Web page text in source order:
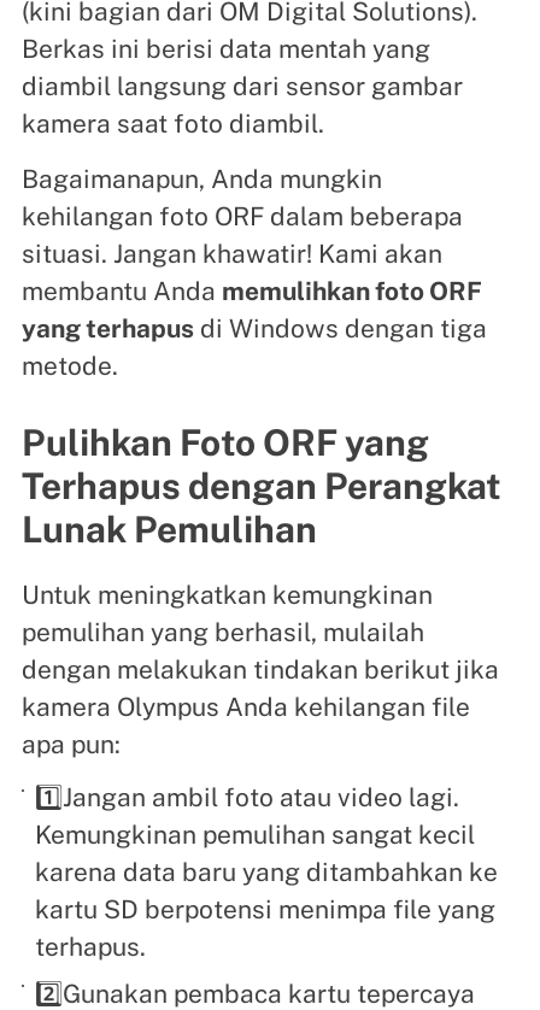
(kini bagian dari OM Digital Solutions).
Berkas ini berisi data mentah yang
diambil langsung dari sensor gambar
kamera saat foto diambil.
Bagaimanapun, Anda mungkin
kehilangan foto ORF dalam beberapa
situasi. Jangan khawatir! Kami akan
membantu Anda memulihkan foto ORF
yang terhapus di Windows dengan tiga
metode.
Pulihkan Foto ORF yang
Terhapus dengan Perangkat
Lunak Pemulihan
Untuk meningkatkan kemungkinan
pemulihan yang berhasil, mulailah
dengan melakukan tindakan berikut jika
kamera Olympus Anda kehilangan file
apa pun:
1️⃣Jangan ambil foto atau video lagi.
Kemungkinan pemulihan sangat kecil
karena data baru yang ditambahkan ke
kartu SD berpotensi menimpa file yang
terhapus.
2️⃣Gunakan pembaca kartu tepercaya